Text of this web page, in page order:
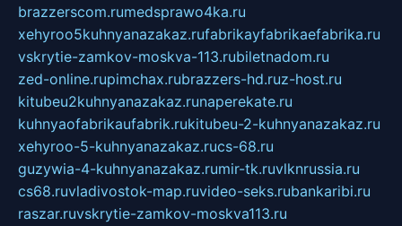
brazzerscom.rumedsprawo4ka.ru
xehyroo5kuhnyanazakaz.rufabrikayfabrikaefabrika.ru
vskrytie-zamkov-moskva-113.rubiletnadom.ru
zed-online.rupimchax.rubrazzers-hd.ruz-host.ru
kitubeu2kuhnyanazakaz.runaperekate.ru
kuhnyaofabrikaufabrik.rukitubeu-2-kuhnyanazakaz.ru
xehyroo-5-kuhnyanazakaz.rucs-68.ru
guzywia-4-kuhnyanazakaz.rumir-tk.ruvlknrussia.ru
cs68.ruvladivostok-map.ruvideo-seks.rubankaribi.ru
raszar.ruvskrytie-zamkov-moskva113.ru